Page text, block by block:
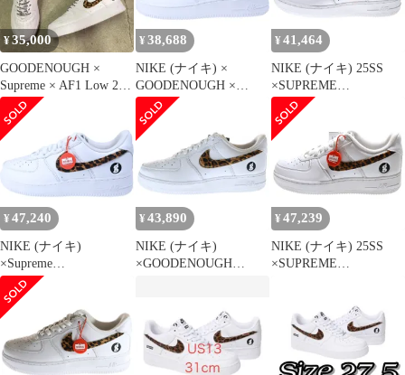
10 28cm （2253M）
ー US10.5/28.5cm
IM3483-100
カットスニーカー
US10/28cm IM3483-100
¥35,000
GOODENOUGH ×
Supreme × AF1 Low 28
㎝
¥ 38,688
NIKE (ナイキ) ×
GOODENOUGH ×
Supreme Air Force 1
Low White/Leopard
IM3483-100 エアフォー
ス1 ロー ホワイト/レオ
パード
¥ 41,464
NIKE (ナイキ) 25SS
×SUPREME
×GOODENOUGH AIR
FORCE 1 LOW
LEOPARD IM3483-100
シュプリーム グッドイ
ナフ エアフォース レオ
パード ローカットスニ
ーカー US8.5/26.5cm
¥ 47,240
NIKE (ナイキ)
×Supreme
×GOODENOUGH AIR
FORCE 1 LOW シュプ
リーム/グッドイナフ エ
アフォース1 ローカッ
トスニーカー ホワイト
US8.5/26.5cm IM3483-
¥ 43,890
NIKE (ナイキ)
×GOODENOUGH
ドイナフ シュプリーム
エアフォース 1 ローカ
ットスニーカー ホワイ
ト US10.5/28.5cm
¥ 47,239
NIKE (ナイキ) 25SS
×SUPREME
LEOPARD シュプリー
ム グッドイナフ エアフ
ォース レオパード ロー
カットスニーカー